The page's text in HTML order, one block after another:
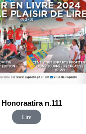
Honoraatira n.111
Lire